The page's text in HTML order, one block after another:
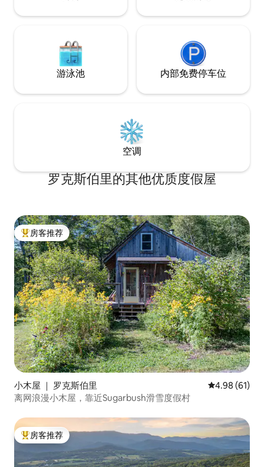
游泳池 内部免费停车位
空调
罗克斯伯里的其他优质度假屋
热门「房客推荐」
房客推荐
小木屋 ｜ 罗克斯伯里 平均评分
4.98 (61)
离网浪漫小木屋，靠近Sugarbush滑雪度假村
热门「房客推荐」
房客推荐